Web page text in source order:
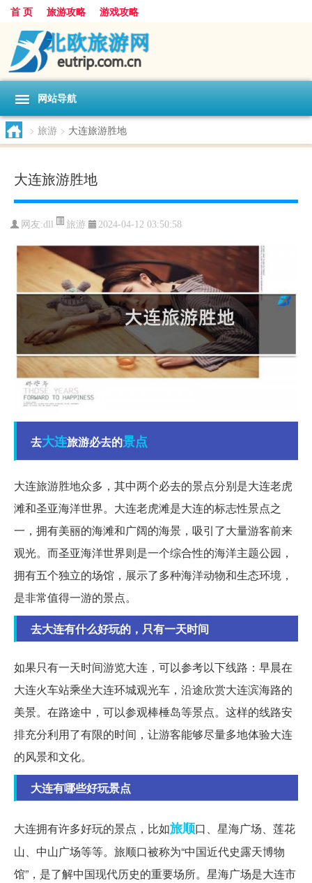
首 页 旅游攻略 游戏攻略
网站导航
> 旅游 > 大连旅游胜地
大连旅游胜地
网友:dll 旅游 2024-04-12 03:50:58
去大连旅游必去的景点
大连旅游胜地众多，其中两个必去的景点分别是大连老虎
滩和圣亚海洋世界。大连老虎滩是大连的标志性景点之
一，拥有美丽的海滩和广阔的海景，吸引了大量游客前来
观光。而圣亚海洋世界则是一个综合性的海洋主题公园，
拥有五个独立的场馆，展示了多种海洋动物和生态环境，
是非常值得一游的景点。
去大连有什么好玩的，只有一天时间
如果只有一天时间游览大连，可以参考以下线路：早晨在
大连火车站乘坐大连环城观光车，沿途欣赏大连滨海路的
美景。在路途中，可以参观棒棰岛等景点。这样的线路安
排充分利用了有限的时间，让游客能够尽量多地体验大连
的风景和文化。
大连有哪些好玩景点
大连拥有许多好玩的景点，比如旅顺口、星海广场、莲花
山、中山广场等等。旅顺口被称为“中国近代史露天博物
馆”，是了解中国现代历史的重要场所。星海广场是大连市